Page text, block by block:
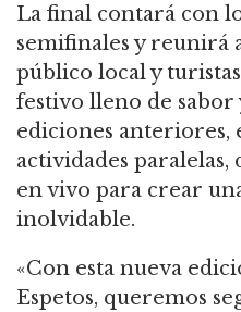
La final contará con
semifinales y reunirá
público local y
festivo lleno de
ediciones
actividades paralelas,
en vivo para crear
inolvidable.
«Con esta nueva
Espetos, queremos